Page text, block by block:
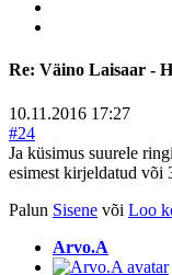
Re: Väino Laisaar -
10.11.2016 17:27
#24
Ja küsimus suurele
esimest kirjeldatud või
Palun Sisene või Loo
Arvo.A